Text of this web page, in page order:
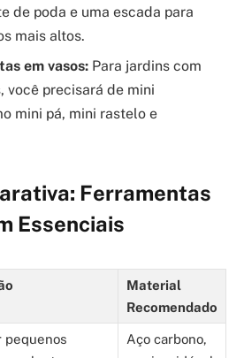
de poda e uma escada para
mais altos.
em vasos: Para jardins com
você precisará de mini
mini pá, mini rastelo e
Ferramentas
Essenciais
Material
Recomendado
pequenos
Aço carbono,